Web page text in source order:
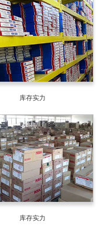
库存实力
库存实力